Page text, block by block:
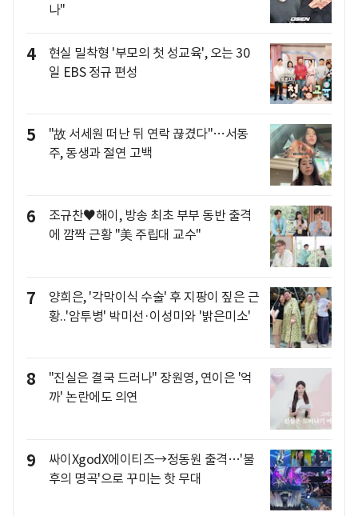
나"
4
현실 밀착형 '부모의 첫 성교육', 오는 30
일 EBS 정규 편성
5
"故 서세원 떠난 뒤 연락 끊겼다"…서동
주, 동생과 절연 고백
6
조규찬♥해이, 방송 최초 부부 동반 출격
에 깜짝 근황 "美 주립대 교수"
7
양희은, '각막이식 수술' 후 지팡이 짚은 근
황..'암투병' 박미선·이성미와 '밝은미소'
8
"진실은 결국 드러나" 장원영, 연이은 '억
까' 논란에도 의연
9
싸이XgodX에이티즈→정동원 출격…'불
후의 명곡'으로 꾸미는 핫 무대